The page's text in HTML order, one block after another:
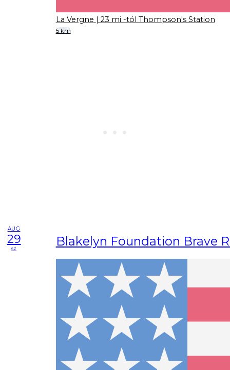
La Vergne | 23 mi -tól Thompson's Station
5 km
AUG
29
sz Blakelyn Foundation Brave